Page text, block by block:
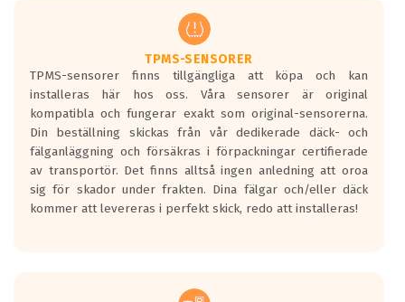
regelverket som introduceras år 2016.
Ett däck med två svarta vågor är redan
godkända för år 2016 nya regelverk.
Ett däck med en svart våg kommer vara
minst tre decibel tystare än det
regelverk som börjar gälla 2016.
TPMS-SENSORER
TPMS-sensorer finns tillgängliga att köpa och kan
installeras här hos oss. Våra sensorer är original
kompatibla och fungerar exakt som original-sensorerna.
Din beställning skickas från vår dedikerade däck- och
fälganläggning och försäkras i förpackningar certifierade
av transportör. Det finns alltså ingen anledning att oroa
sig för skador under frakten. Dina fälgar och/eller däck
kommer att levereras i perfekt skick, redo att installeras!